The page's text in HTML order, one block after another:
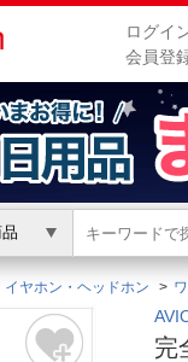
ログイ
会員登
イヤホン・ヘッドホン
完